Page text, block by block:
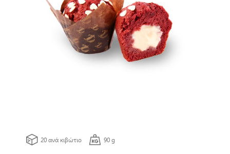
20 ανά κιβώτιο 90 g